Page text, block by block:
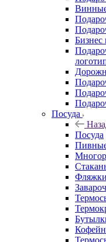
Бизнес
Посуда
Посуда